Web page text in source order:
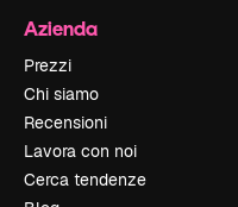
Azienda
Prezzi
Chi siamo
Recensioni
Lavora con noi
Cerca tendenze